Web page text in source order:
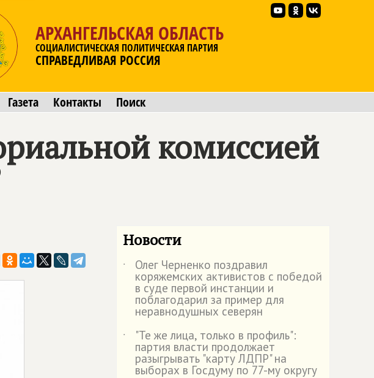
АРХАНГЕЛЬСКАЯ ОБЛАСТЬ
СОЦИАЛИСТИЧЕСКАЯ ПОЛИТИЧЕСКАЯ ПАРТИЯ
СПРАВЕДЛИВАЯ РОССИЯ
Газета Контакты Поиск
комиссией
Новости
˙ Олег Черненко поздравил
коряжемских активистов с победой
в суде первой инстанции и
поблагодарил за пример для
неравнодушных северян
˙
"Те же лица, только в профиль":
партия власти продолжает
разыгрывать "карту ЛДПР" на
выборах в Госдуму по 77-му округу